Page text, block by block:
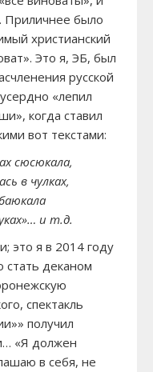
Приличнее было
христианский
Это я, ЭБ, был
русской
«лепил
когда ставил
вот текстами:
сюсюкала,
в чулках,
и т.д.
это я в 2014 году
стать деканом
спектакль
получил
«Я должен
в себя, не